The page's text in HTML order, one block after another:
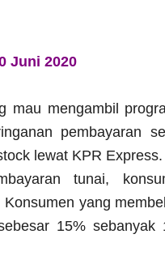
Juni 2020
mau mengambil
pembayaran
lewat KPR Express.
tunai,
yang
15% sebanyak